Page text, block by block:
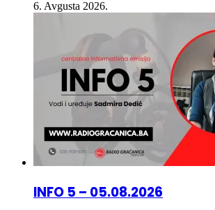
INFO 5 – 05.08.2026
5. Avgusta 2026.